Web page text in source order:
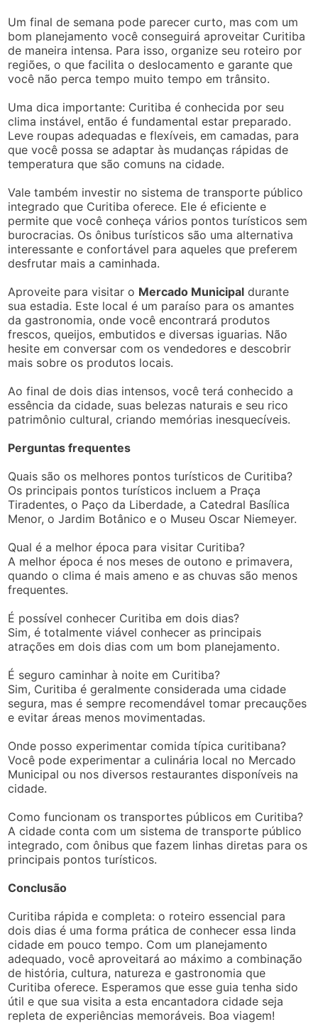
Um final de semana pode parecer curto, mas com um
bom planejamento você conseguirá aproveitar Curitiba
de maneira intensa. Para isso, organize seu roteiro por
regiões, o que facilita o deslocamento e garante que
você não perca tempo muito tempo em trânsito.
Uma dica importante: Curitiba é conhecida por seu
clima instável, então é fundamental estar preparado.
Leve roupas adequadas e flexíveis, em camadas, para
que você possa se adaptar às mudanças rápidas de
temperatura que são comuns na cidade.
Vale também investir no sistema de transporte público
integrado que Curitiba oferece. Ele é eficiente e
permite que você conheça vários pontos turísticos sem
burocracias. Os ônibus turísticos são uma alternativa
interessante e confortável para aqueles que preferem
desfrutar mais a caminhada.
Aproveite para visitar o Mercado Municipal durante
sua estadia. Este local é um paraíso para os amantes
da gastronomia, onde você encontrará produtos
frescos, queijos, embutidos e diversas iguarias. Não
hesite em conversar com os vendedores e descobrir
mais sobre os produtos locais.
Ao final de dois dias intensos, você terá conhecido a
essência da cidade, suas belezas naturais e seu rico
patrimônio cultural, criando memórias inesquecíveis.
Perguntas frequentes
Quais são os melhores pontos turísticos de Curitiba?
Os principais pontos turísticos incluem a Praça
Tiradentes, o Paço da Liberdade, a Catedral Basílica
Menor, o Jardim Botânico e o Museu Oscar Niemeyer.
Qual é a melhor época para visitar Curitiba?
A melhor época é nos meses de outono e primavera,
quando o clima é mais ameno e as chuvas são menos
frequentes.
É possível conhecer Curitiba em dois dias?
Sim, é totalmente viável conhecer as principais
atrações em dois dias com um bom planejamento.
É seguro caminhar à noite em Curitiba?
Sim, Curitiba é geralmente considerada uma cidade
segura, mas é sempre recomendável tomar precauções
e evitar áreas menos movimentadas.
Onde posso experimentar comida típica curitibana?
Você pode experimentar a culinária local no Mercado
Municipal ou nos diversos restaurantes disponíveis na
cidade.
Como funcionam os transportes públicos em Curitiba?
A cidade conta com um sistema de transporte público
integrado, com ônibus que fazem linhas diretas para os
principais pontos turísticos.
Conclusão
Curitiba rápida e completa: o roteiro essencial para
dois dias é uma forma prática de conhecer essa linda
cidade em pouco tempo. Com um planejamento
adequado, você aproveitará ao máximo a combinação
de história, cultura, natureza e gastronomia que
Curitiba oferece. Esperamos que esse guia tenha sido
útil e que sua visita a esta encantadora cidade seja
repleta de experiências memoráveis. Boa viagem!